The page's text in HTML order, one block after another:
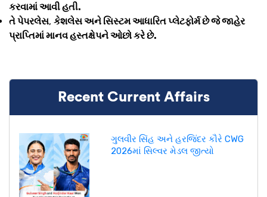
કરવામાં આવી હતી.
તે પેપરલેસ, કેશલેસ અને સિસ્ટમ આધારિત પ્લેટફોર્મ છે જે જાહેર
પ્રાપ્તિમાં માનવ હસ્તક્ષેપને ઓછો કરે છે.
Recent Current Affairs
ગુલવીર સિંહ અને હરજિંદર કૌરે CWG
2026માં સિલ્વર મેડલ જીત્યો